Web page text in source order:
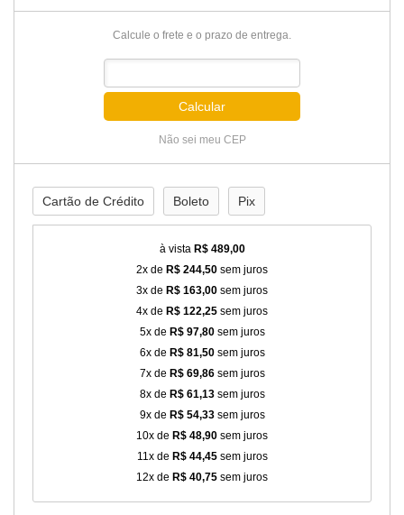
Calcule o frete e o prazo de entrega.
Calcular
Não sei meu CEP
Cartão de Crédito Boleto Pix
à vista R$ 489,00
2x de R$ 244,50 sem juros
3x de R$ 163,00 sem juros
4x de R$ 122,25 sem juros
5x de R$ 97,80sem juros
6x de R$ 81,50sem juros
7x de R$ 69,86sem juros
8x de R$ 61,13sem juros
9x de R$ 54,33sem juros
10x de R$ 48,90 sem juros
11x de R$ 44,45sem juros
12x de R$ 40,75 sem juros